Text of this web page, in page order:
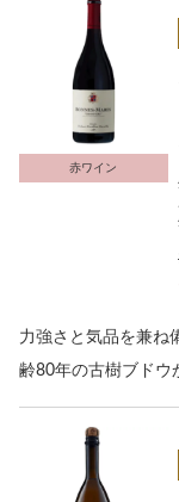
赤ワイン
力強さと気品を兼ね
齢80年の古樹ブドウ